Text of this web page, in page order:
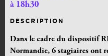
à 18h30
DESCRIPTION
Dans le cadre du dispositif
Normandie, 6 stagiaires ont